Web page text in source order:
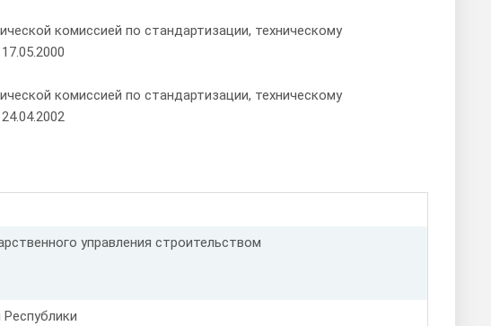
комиссией по стандартизации, техническому
комиссией по стандартизации, техническому
управления строительством